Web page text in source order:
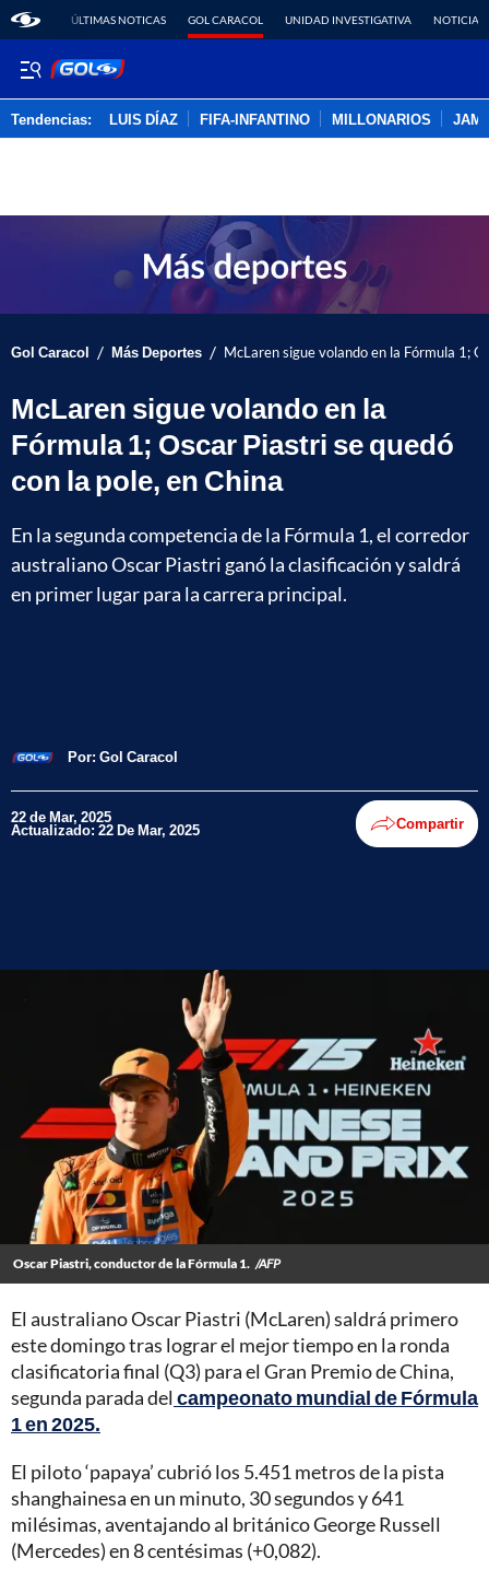
ÚLTIMAS NOTICAS GOL CARACOL UNIDAD INVESTIGATIVA NOTICIAS
Tendencias: LUIS DÍAZ FIFA-INFANTINO MILLONARIOS
Gol Caracol / Más Deportes / McLaren sigue volando en la Fórmula 1;
McLaren sigue volando en la
Fórmula 1; Oscar Piastri se quedó
con la pole, en China
En la segunda competencia de la Fórmula 1, el corredor
australiano Oscar Piastri ganó la clasificación y saldrá
en primer lugar para la carrera principal.
Por: Gol Caracol
22 de Mar, 2025
Actualizado: 22 De Mar, 2025 Compartir
Oscar Piastri, conductor de la Fórmula 1. /AFP
El australiano Oscar Piastri (McLaren) saldrá primero
este domingo tras lograr el mejor tiempo en la ronda
clasificatoria final (Q3) para el Gran Premio de China,
segunda parada del campeonato mundial de Fórmula
1 en 2025.
El piloto ‘papaya’ cubrió los 5.451 metros de la pista
shanghainesa en un minuto, 30 segundos y 641
milésimas, aventajando al británico George Russell
(Mercedes) en 8 centésimas (+0,082).